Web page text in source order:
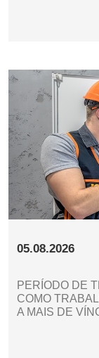
05.08.2026
PERÍODO DE
COMO
A MAIS DE